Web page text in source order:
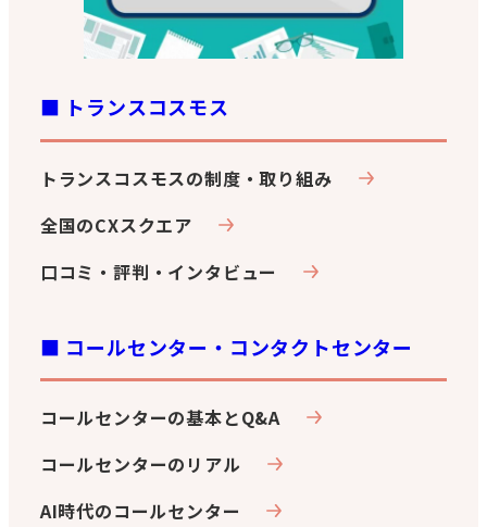
■ トランスコスモス
トランスコスモスの制度・取り組み
全国のCXスクエア
口コミ・評判・インタビュー
■ コールセンター・コンタクトセンター
コールセンターの基本とQ&A
コールセンターのリアル
AI時代のコールセンター